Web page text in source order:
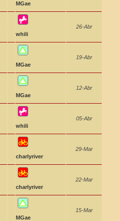
MGae
whili
26-Abr
MGae
19-Abr
MGae
12-Abr
whili
05-Abr
charlyriver
29-Mar
charlyriver
22-Mar
MGae
15-Mar